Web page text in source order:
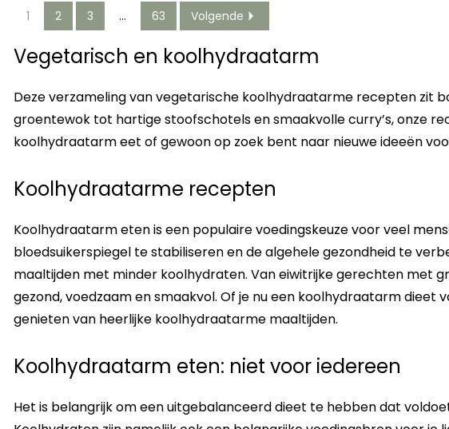
1 2 3 … 63 Volgende
Vegetarisch en koolhydraatarm
Deze verzameling van vegetarische koolhydraatarme recepten zit
groentewok tot hartige stoofschotels en smaakvolle curry’s, onze
koolhydraatarm eet of gewoon op zoek bent naar nieuwe ideeën
Koolhydraatarme recepten
Koolhydraatarm eten is een populaire voedingskeuze voor veel
bloedsuikerspiegel te stabiliseren en de algehele gezondheid te
maaltijden met minder koolhydraten. Van eiwitrijke gerechten met
gezond, voedzaam en smaakvol. Of je nu een koolhydraatarm
genieten van heerlijke koolhydraatarme maaltijden.
Koolhydraatarm eten: niet voor iedereen
Het is belangrijk om een uitgebalanceerd dieet te hebben dat